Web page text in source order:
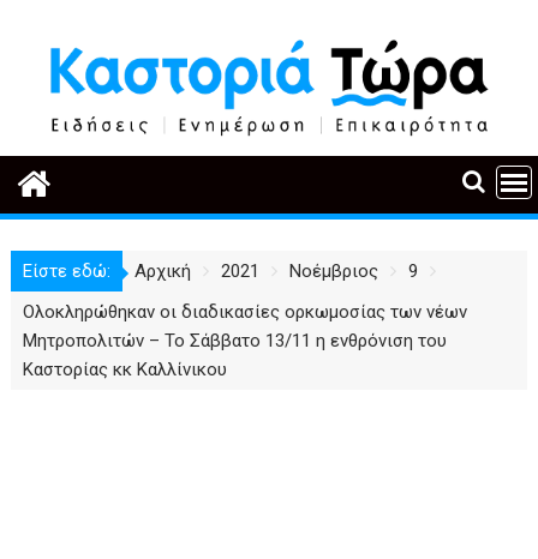
περιεχόμενο
Είστε εδώ: Αρχική 2021 Νοέμβριος
9
Ολοκληρώθηκαν οι διαδικασίες ορκωμοσίας των νέων
Μητροπολιτών – Το Σάββατο 13/11 η ενθρόνιση του
Καστορίας κκ Καλλίνικου